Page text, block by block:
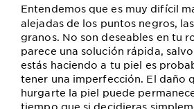
Entendemos que es muy difícil
alejadas de los puntos negros,
granos. No son deseables en tu
parece una solución rápida,
estás haciendo a tu piel es
tener una imperfección. El daño
hurgarte la piel puede
tiempo que si decidieras